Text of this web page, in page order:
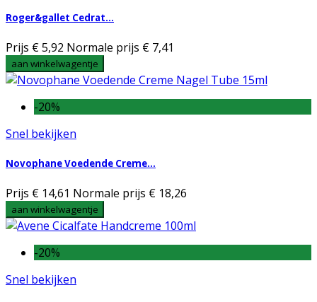
Roger&gallet Cedrat...
Prijs € 5,92 Normale prijs € 7,41
aan winkelwagentje
-20%
Snel bekijken
Novophane Voedende Creme...
Prijs € 14,61 Normale prijs € 18,26
aan winkelwagentje
-20%
Snel bekijken